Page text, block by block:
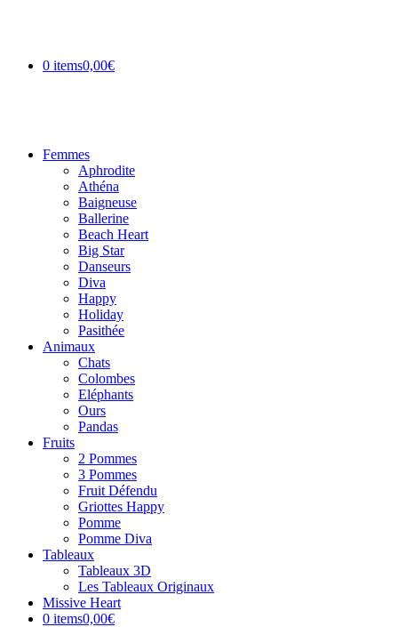
0 items0,00€
Femmes
Aphrodite
Athéna
Baigneuse
Ballerine
Beach Heart
Big Star
Danseurs
Diva
Happy
Holiday
Pasithée
Animaux
Chats
Colombes
Eléphants
Ours
Pandas
Fruits
2 Pommes
3 Pommes
Fruit Défendu
Griottes Happy
Pomme
Pomme Diva
Tableaux
Tableaux 3D
Les Tableaux Originaux
Missive Heart
0 items0,00€